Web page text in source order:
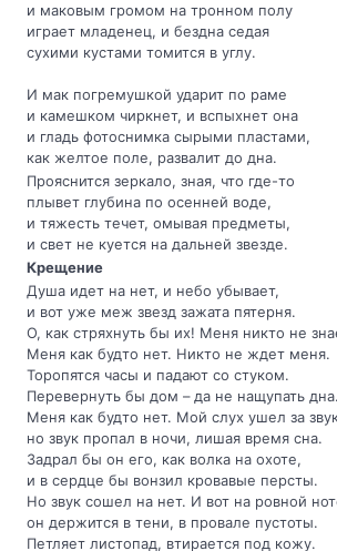
и маковым громом на тронном полу
играет младенец, и бездна седая
сухими кустами томится в углу.
И мак погремушкой ударит по раме
и камешком чиркнет, и вспыхнет она
и гладь фотоснимка сырыми пластами,
как желтое поле, развалит до дна.
Прояснится зеркало, зная, что где-то
плывет глубина по осенней воде,
и тяжесть течет, омывая предметы,
и свет не куется на дальней звезде.
Крещение
Душа идет на нет, и небо убывает,
и вот уже меж звезд зажата пятерня.
О, как стряхнуть бы их! Меня никто не
Меня как будто нет. Никто не ждет меня.
Торопятся часы и падают со стуком.
Перевернуть бы дом – да не нащупать дна.
Меня как будто нет. Мой слух ушел за
но звук пропал в ночи, лишая время сна.
Задрал бы он его, как волка на охоте,
и в сердце бы вонзил кровавые персты.
Но звук сошел на нет. И вот на ровной
он держится в тени, в провале пустоты.
Петляет листопад, втирается под кожу.